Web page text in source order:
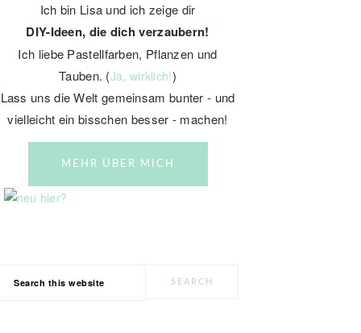
Ich bin Lisa und ich zeige dir
DIY-Ideen, die dich verzaubern!
Ich liebe Pastellfarben, Pflanzen und
Tauben. (Ja, wirklich!)
Lass uns die Welt gemeinsam bunter - und
vielleicht ein bisschen besser - machen!
MEHR ÜBER MICH